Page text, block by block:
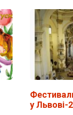
у Львові-